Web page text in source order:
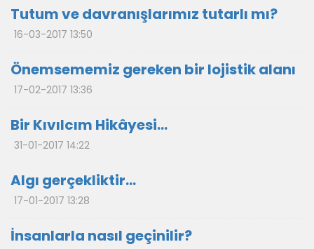
Tutum ve davranışlarımız tutarlı mı?
16-03-2017 13:50
Önemsememiz gereken bir lojistik alanı
17-02-2017 13:36
Bir Kıvılcım Hikâyesi…
31-01-2017 14:22
Algı gerçekliktir…
17-01-2017 13:28
İnsanlarla nasıl geçinilir?